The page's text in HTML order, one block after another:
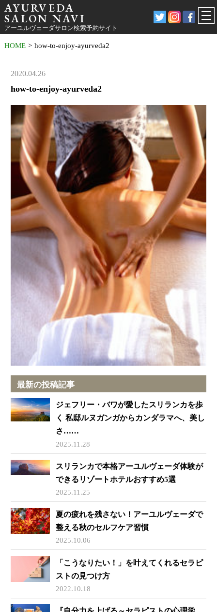
AYURVEDA
SALON NAVI
アーユルヴェーダサロン検索予約サイト
HOME > how-to-enjoy-ayurveda2
2020.04.26
how-to-enjoy-ayurveda2
最新の投稿記事
ジェフリー・バワが愛したスリランカを歩
く 私邸ルヌガンガからカンダラマへ、美し
さ……
2025.11.28
スリランカで本格アーユルヴェーダ体験が
できるリゾートホテルおすすめ5選
2025.11.25
夏の疲れを残さない！アーユルヴェーダで
整える秋のセルフケア習慣
2025.10.06
「こうなりたい！」を叶えてくれるセラピ
ストの見つけ方
2022.10.18